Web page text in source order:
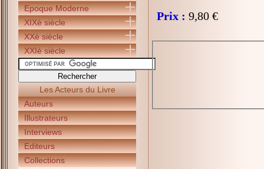
Epoque Moderne
XIXè siècle
XXè siècle
XXIè siècle
Les Acteurs du Livre
Auteurs
Illustrateurs
Interviews
Editeurs
Collections
Prix : 9,80 €